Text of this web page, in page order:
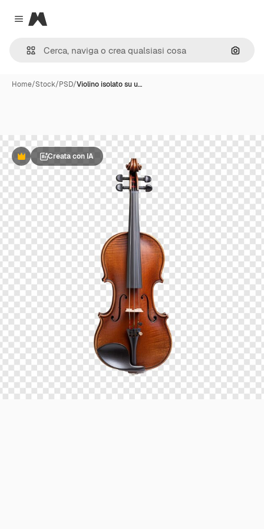
Close menu
Magnific
Cerca
Home/Stock/PSD/Violino isolato su u…
PremiumCreata con IA